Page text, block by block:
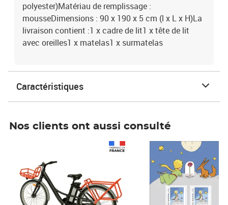
polyester)Matériau de remplissage :
mousseDimensions : 90 x 190 x 5 cm (l x L x H)La
livraison contient :1 x cadre de lit1 x tête de lit
avec oreilles1 x matelas1 x surmatelas
Caractéristiques
Nos clients ont aussi consulté
Prix 7,50€